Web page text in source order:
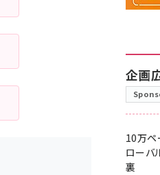
企画
10万ペ
ローバ
裏